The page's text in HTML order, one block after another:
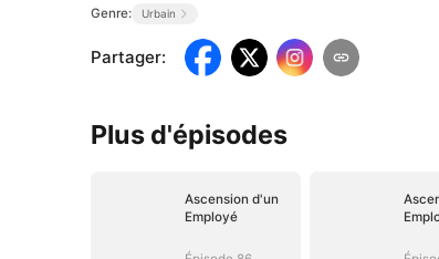
Genre: Urbain
Partager:
Plus d'épisodes
Ascension d'un
Employé